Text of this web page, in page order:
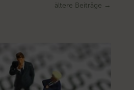
ältere Beiträge →